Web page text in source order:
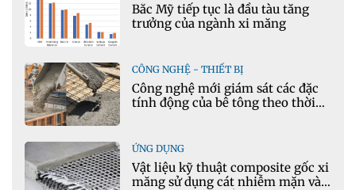
Bắc Mỹ tiếp tục là đầu tàu tăng
trưởng của ngành xi măng
CÔNG NGHỆ - THIẾT BỊ
Công nghệ mới giám sát các đặc
tính động của bê tông theo thời
ỨNG DỤNG
Vật liệu kỹ thuật composite gốc xi
măng sử dụng cát nhiễm mặn và